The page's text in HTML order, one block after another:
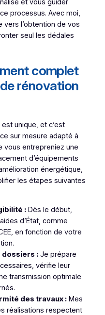
et vous guider
processus. Avec moi,
vers l’obtention de vos
seul les dédales
complet
rénovation
unique, et c’est
sur mesure adapté à
vous entrepreniez une
d’équipements
énergétique,
les étapes suivantes
:Dès le début,
d’État, comme
en fonction de votre
dossiers :Je prépare
vérifie leur
transmission optimale
des travaux :Mes
réalisations respectent